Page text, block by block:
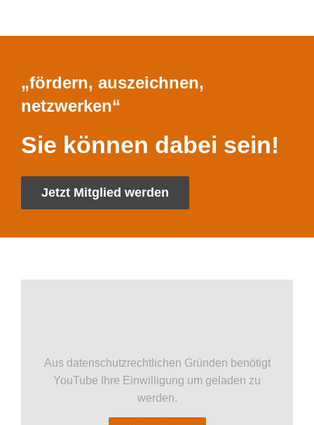
„fördern, auszeichnen,
netzwerken“
Sie können dabei sein!
Jetzt Mitglied werden
Aus datenschutzrechtlichen Gründen benötigt
YouTube Ihre Einwilligung um geladen zu
werden.